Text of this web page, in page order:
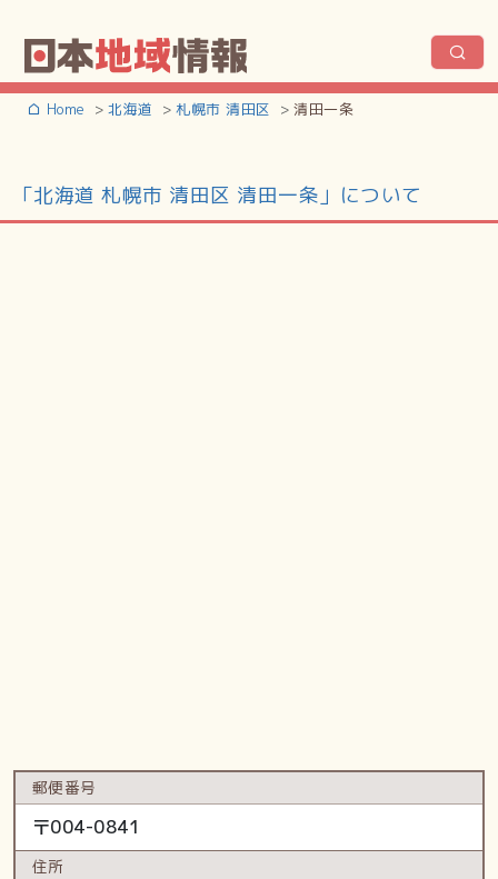
Home 北海道 札幌市 清田区 清田一条
「北海道 札幌市 清田区 清田一条」について
郵便番号
〒004-0841
住所